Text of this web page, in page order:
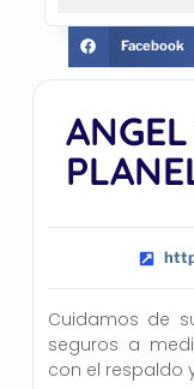
Cuidamos de
seguros a
con el respaldo
Facebook